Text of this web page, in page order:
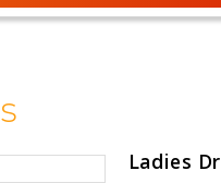
Ladies